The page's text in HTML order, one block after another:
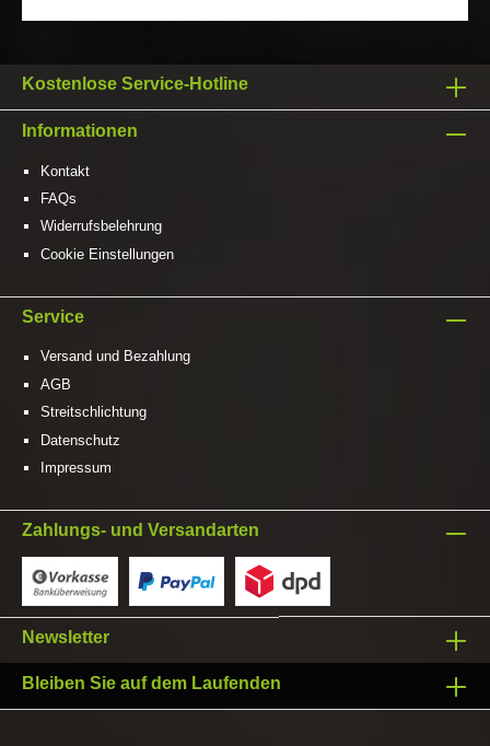
Kostenlose Service-Hotline
Informationen
Kontakt
FAQs
Widerrufsbelehrung
Cookie Einstellungen
Service
Versand und Bezahlung
AGB
Streitschlichtung
Datenschutz
Impressum
Zahlungs- und Versandarten
Newsletter
Bleiben Sie auf dem Laufenden